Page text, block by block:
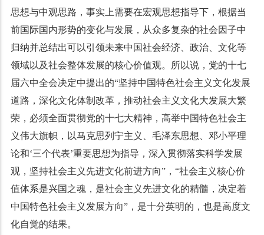
思想与中观思路，事实上需要在宏观思想指导下，根据当
前国际国内形势的变化与发展，从众多复杂的社会因子中
归纳并总结出可以引领未来中国社会经济、政治、文化等
领域以及社会整体发展的核心价值观。所以说，党的十七
届六中全会决定中提出的“坚持中国特色社会主义文化发展
道路，深化文化体制改革，推动社会主义文化大发展大繁
荣，必须全面贯彻党的十七大精神，高举中国特色社会主
义伟大旗帜，以马克思列宁主义、毛泽东思想、邓小平理
论和‘三个代表’重要思想为指导，深入贯彻落实科学发展
观，坚持社会主义先进文化前进方向”，“社会主义核心价
值体系是兴国之魂，是社会主义先进文化的精髓，决定着
中国特色社会主义发展方向”，是十分英明的，也是高度文
化自觉的结果。